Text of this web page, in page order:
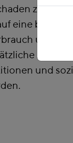
eine
und
und